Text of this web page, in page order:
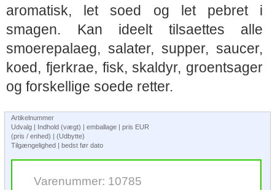
aromatisk, let soed og let pebret i
smagen. Kan ideelt tilsaettes alle
smoerepalaeg, salater, supper, saucer,
koed, fjerkrae, fisk, skaldyr, groentsager
og forskellige soede retter.
Artikelnummer
Udvalg | Indhold (vægt) | emballage | pris EUR
(pris / enhed) | (Udbytte)
Tilgængelighed | bedst før dato
Varenummer: 10785